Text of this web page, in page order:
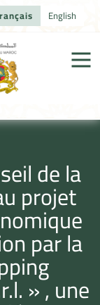
English
de la
projet
par la
» , une